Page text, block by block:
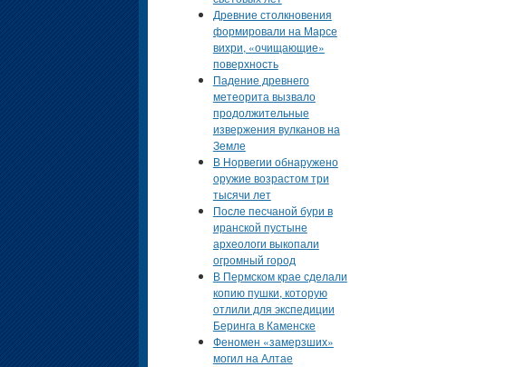
Древние столкновения
формировали на Марсе
вихри, «очищающие»
поверхность
Падение древнего
метеорита вызвало
продолжительные
извержения вулканов на
Земле
В Норвегии обнаружено
оружие возрастом три
тысячи лет
После песчаной бури в
иранской пустыне
археологи выкопали
огромный город
В Пермском крае сделали
копию пушки, которую
отлили для экспедиции
Беринга в Каменске
Феномен «замерзших»
могил на Алтае